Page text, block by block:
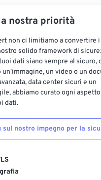
nostra priorità
non ci limitiamo a convertire
solido framework di
dati siano sempre al sicuro,
un video o un
data center sicuri e un
abbiamo curato ogni
dati.
sul nostro impegno per la